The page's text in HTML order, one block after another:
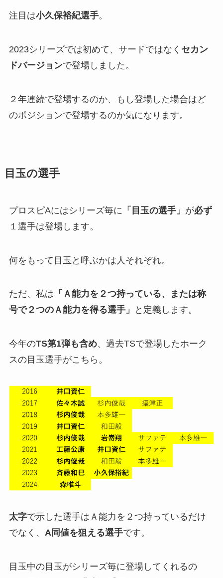
注目は小久保裕紀選手。
2023シリーズでは初めて、サードではなく セカン
ドバージョンで登場しました。
２年連続で登場するのか、もし登場した場合はど
のポジションで登場するのか気になります。
目玉の選手
プロスピAにはシリーズ毎に 「目玉の選手」 が必ず
１選手は登場します。
何をもって目玉と呼ぶかは人それぞれ。
ただ、私は 「Ａ能力を２つ持っている、または称
号で２つのＡ能力を得る選手」
と定義します。
今年のTS第1弾も含め、過去TSで登場したホーク
スの目玉選手がこちら。
太字で示した選手はＡ能力を２つ持っているだけ
でなく、 A同値を狙える選手です。
目玉中の目玉がシリーズ毎に登場してくれるの